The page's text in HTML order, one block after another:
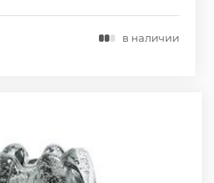
в наличии